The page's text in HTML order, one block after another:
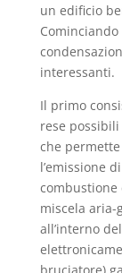
un edificio
interessanti.
Il primo
rese
che
l’emissione
combustione
miscela aria-
all’interno